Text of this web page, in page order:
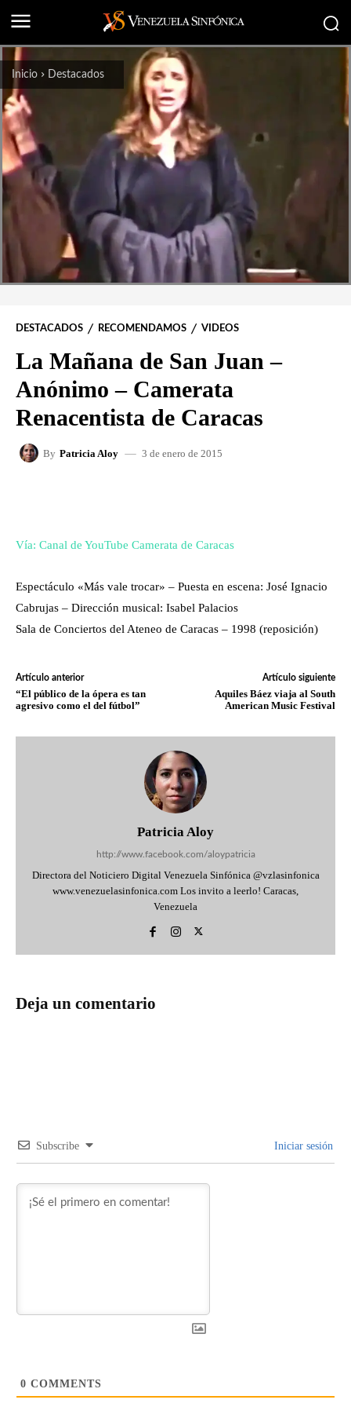
Inicio Destacados
DESTACADOS RECOMENDAMOS VIDEOS
La Mañana de San Juan –
Anónimo – Camerata
Renacentista de Caracas
By Patricia Aloy 3 de enero de 2015
Vía: Canal de YouTube Camerata de Caracas
Espectáculo «Más vale trocar» – Puesta en escena: José Ignacio
Cabrujas – Dirección musical: Isabel Palacios
Sala de Conciertos del Ateneo de Caracas – 1998 (reposición)
Artículo anterior
“El público de la ópera es tan
agresivo como el del fútbol”
Artículo siguiente
Aquiles Báez viaja al South
American Music Festival
Patricia Aloy
http://www.facebook.com/aloypatricia
Directora del Noticiero Digital Venezuela Sinfónica @vzlasinfonica
www.venezuelasinfonica.com Los invito a leerlo! Caracas,
Venezuela
Deja un comentario
Subscribe Iniciar sesión
0 COMMENTS